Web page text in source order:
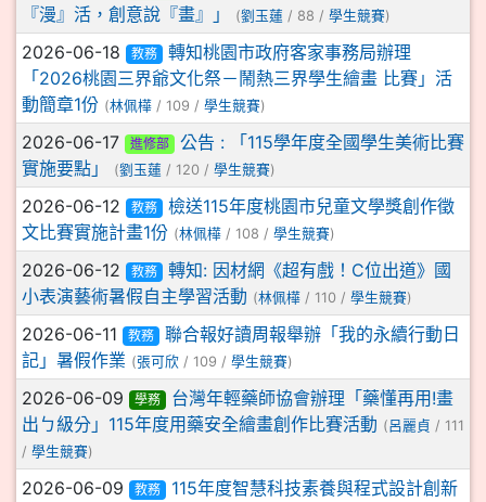
『漫』活，創意說『畫』」
(劉玉蓮 / 88 / 學生競賽)
2026-06-18 教務
轉知桃園市政府客家事務局辦理
「2026桃園三界爺文化祭－鬧熱三界學生繪畫 比賽」活
動簡章1份 (林佩樺 / 109 / 學生競賽)
2026-06-17 進修部
公告 : 「115學年度全國學生美術比賽
實施要點」
(劉玉蓮 / 120 / 學生競賽)
2026-06-12 教務
檢送115年度桃園市兒童文學獎創作徵
文比賽實施計畫1份 (林佩樺 / 108 / 學生競賽)
2026-06-12 教務
轉知: 因材網《超有戲！C位出道》國
小表演藝術暑假自主學習活動 (林佩樺 / 110 / 學生競賽)
2026-06-11 教務
聯合報好讀周報舉辦「我的永續行動日
記」暑假作業 (張可欣 / 109 / 學生競賽)
2026-06-09 學務
台灣年輕藥師協會辦理「藥懂再用!畫
出ㄅ級分」115年度用藥安全繪畫創作比賽活動 (呂麗貞 / 111
/ 學生競賽)
2026-06-09 教務
115年度智慧科技素養與程式設計創新